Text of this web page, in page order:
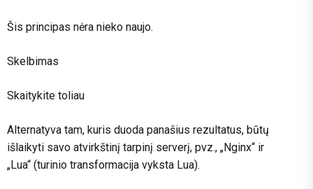
Šis principas nėra nieko naujo.
Skelbimas
Skaitykite toliau
Alternatyva tam, kuris duoda panašius rezultatus, būtų
išlaikyti savo atvirkštinį tarpinį serverį, pvz., „Nginx“ ir
„Lua“ (turinio transformacija vyksta Lua).